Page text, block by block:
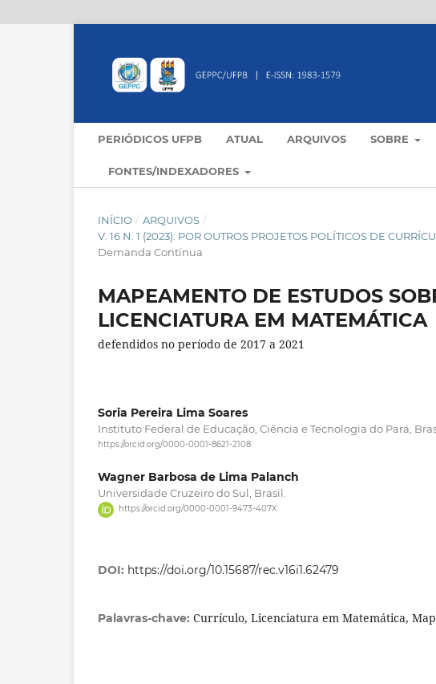
PERIÓDICOS UFPB ATUAL ARQUIVOS SOBRE
FONTES/INDEXADORES
INÍCIO / ARQUIVOS /
V. 16 N. 1 (2023): POR OUTROS PROJETOS POLÍTICOS DE
Demanda Contínua
MAPEAMENTO DE ESTUDOS
LICENCIATURA EM MATEMÁTICA
defendidos no período de 2017 a 2021
Soria Pereira Lima Soares
Instituto Federal de Educação, Ciência e Tecnologia do Pará,
https://orcid.org/0000-0001-8621-2108
Wagner Barbosa de Lima Palanch
Universidade Cruzeiro do Sul, Brasil.
https://orcid.org/0000-0001-9473-407X
DOI: https://doi.org/10.15687/rec.v16i1.62479
Palavras-chave: Currículo, Licenciatura em Matemática,